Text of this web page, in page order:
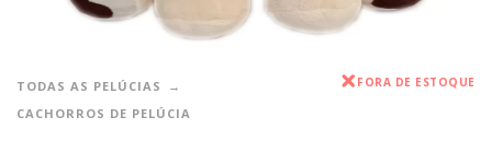
TODAS AS PELÚCIAS
CACHORROS DE PELÚCIA
FORA DE ESTOQUE